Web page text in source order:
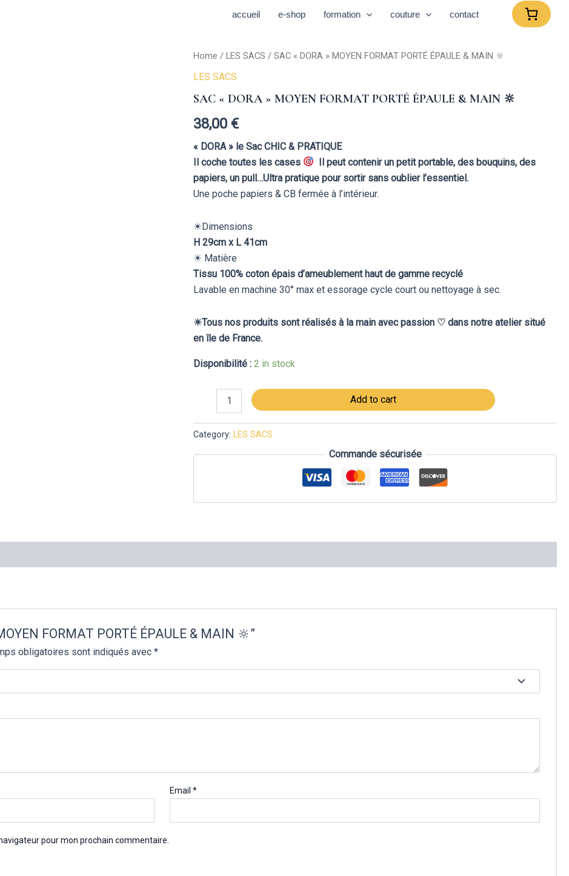
accueil e-shop formation couture contact
Home /LES SACS / SAC « DORA » MOYEN FORMAT PORTÉ ÉPAULE & MAIN 🔆
LES SACS
SAC « DORA » MOYEN FORMAT PORTÉ ÉPAULE & MAIN 🔆
38,00 €
« DORA » le Sac CHIC & PRATIQUE
Il coche toutes les cases
Il peut contenir un petit portable, des bouquins, des
papiers, un pull…Ultra pratique pour sortir sans oublier l’essentiel.
Une poche papiers & CB fermée à l’intérieur.
☀︎Dimensions
H 29cm x L 41cm
☀︎ Matière
Tissu 100% coton épais d’ameublement haut de gamme recyclé
Lavable en machine 30° max et essorage cycle court ou nettoyage à sec.
☀︎Tous nos produits sont réalisés à la main avec passion ♡ dans notre atelier situé
en île de France.
Disponibilité : 2 in stock
SAC
MOYEN
PORTÉ
&
🔆
quantity
Add to cart
Category: LES SACS
Commande sécurisée
FORMAT PORTÉ ÉPAULE & MAIN 🔆”
obligatoires sont indiqués avec *
Email *
pour mon prochain commentaire.